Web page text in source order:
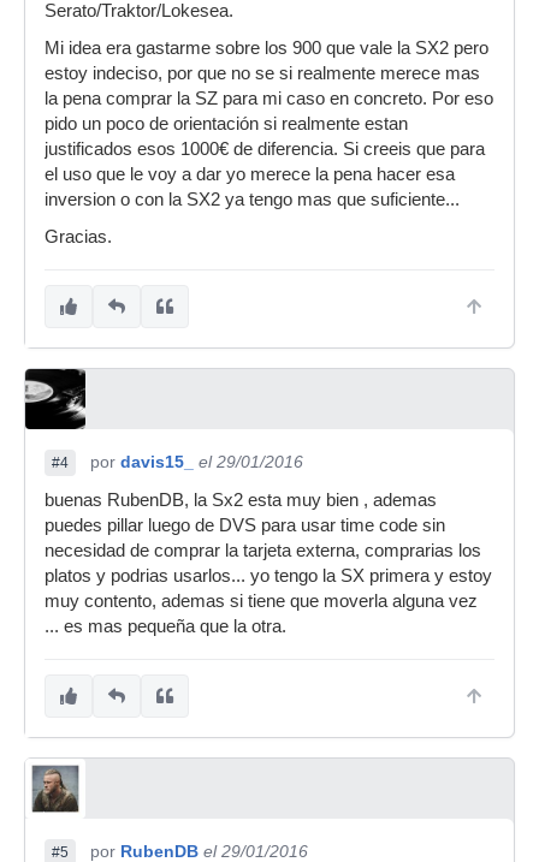
Serato/Traktor/Lokesea.
Mi idea era gastarme sobre los 900 que vale la SX2 pero
estoy indeciso, por que no se si realmente merece mas
la pena comprar la SZ para mi caso en concreto. Por eso
pido un poco de orientación si realmente estan
justificados esos 1000€ de diferencia. Si creeis que para
el uso que le voy a dar yo merece la pena hacer esa
inversion o con la SX2 ya tengo mas que suficiente...
Gracias.
#4 por davis15_
el 29/01/2016
buenas RubenDB, la Sx2 esta muy bien , ademas
puedes pillar luego de DVS para usar time code sin
necesidad de comprar la tarjeta externa, comprarias los
platos y podrias usarlos... yo tengo la SX primera y estoy
muy contento, ademas si tiene que moverla alguna vez
... es mas pequeña que la otra.
#5 por RubenDB el 29/01/2016